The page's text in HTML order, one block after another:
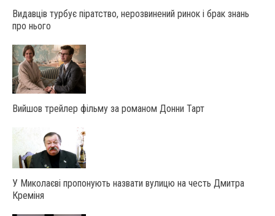
Видавців турбує піратство, нерозвинений ринок і брак знань
про нього
Вийшов трейлер фільму за романом Донни Тарт
У Миколаєві пропонують назвати вулицю на честь Дмитра
Креміня